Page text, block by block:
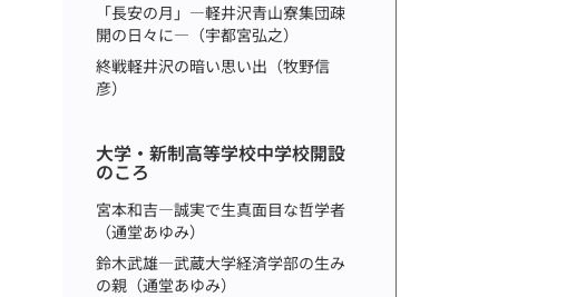
「長安の月」―軽井沢青山寮集団疎
開の日々に―（宇都宮弘之）
終戦軽井沢の暗い思い出（牧野信
彦）
大学・新制高等学校中学校開設
のころ
宮本和吉―誠実で生真面目な哲学者
（通堂あゆみ）
鈴木武雄―武蔵大学経済学部の生み
の親（通堂あゆみ）